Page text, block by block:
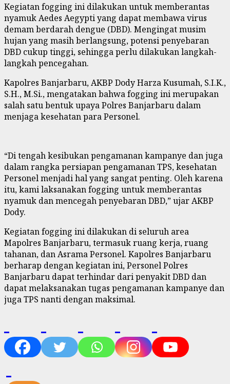
Kegiatan fogging ini dilakukan untuk memberantas
nyamuk Aedes Aegypti yang dapat membawa virus
demam berdarah dengue (DBD). Mengingat musim
hujan yang masih berlangsung, potensi penyebaran
DBD cukup tinggi, sehingga perlu dilakukan langkah-
langkah pencegahan.
Kapolres Banjarbaru, AKBP Dody Harza Kusumah, S.I.K.,
S.H., M.Si., mengatakan bahwa fogging ini merupakan
salah satu bentuk upaya Polres Banjarbaru dalam
menjaga kesehatan para Personel.
“Di tengah kesibukan pengamanan kampanye dan juga
dalam rangka persiapan pengamanan TPS, kesehatan
Personel menjadi hal yang sangat penting. Oleh karena
itu, kami laksanakan fogging untuk memberantas
nyamuk dan mencegah penyebaran DBD,” ujar AKBP
Dody.
Kegiatan fogging ini dilakukan di seluruh area
Mapolres Banjarbaru, termasuk ruang kerja, ruang
tahanan, dan Asrama Personel. Kapolres Banjarbaru
berharap dengan kegiatan ini, Personel Polres
Banjarbaru dapat terhindar dari penyakit DBD dan
dapat melaksanakan tugas pengamanan kampanye dan
juga TPS nanti dengan maksimal.